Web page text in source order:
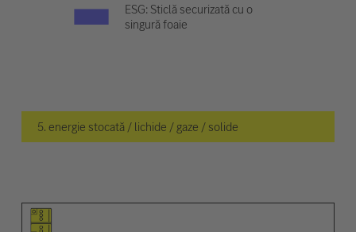
ESG: Sticlă securizată cu o
singură foaie
5. energie stocată / lichide / gaze / solide
Pictogramă elemente
Pictogramă avertizări